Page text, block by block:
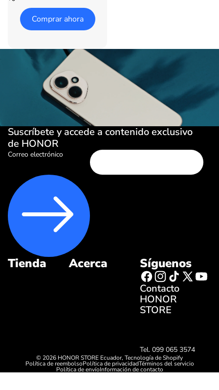
Comprar ahora
Comparar
Suscríbete y accede a contenido exclusivo
de HONOR
Correo electrónico
Tienda Acerca Síguenos
Contacto
HONOR
STORE
Tel. 099 065 3574
© 2026 HONOR STORE Ecuador, Tecnología de Shopify
Política de reembolsoPolítica de privacidadTérminos del servicio
Política de envíoInformación de contacto